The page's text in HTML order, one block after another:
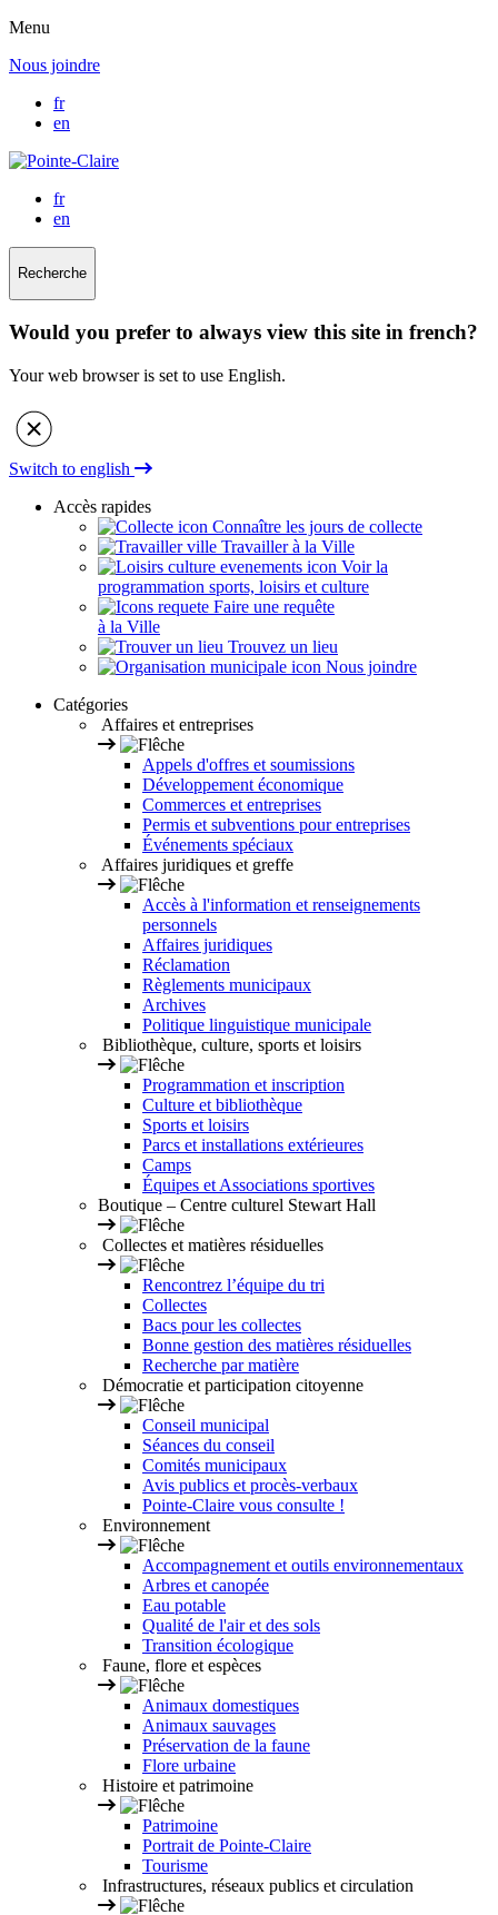
Menu
Nous joindre
fr
en
fr
en
Recherche
Would you prefer to always view this site in french?
Your web browser is set to use English.
Switch to english
Accès rapides
Connaître les jours de collecte
Travailler à la Ville
Voir la
programmation sports, loisirs et culture
Faire une requête
à la Ville
Trouvez un lieu
Nous joindre
Catégories
Affaires et entreprises
Appels d'offres et soumissions
Développement économique
Commerces et entreprises
Permis et subventions pour entreprises
Événements spéciaux
Affaires juridiques et greffe
Accès à l'information et renseignements
personnels
Affaires juridiques
Réclamation
Règlements municipaux
Archives
Politique linguistique municipale
Bibliothèque, culture, sports et loisirs
Programmation et inscription
Culture et bibliothèque
Sports et loisirs
Parcs et installations extérieures
Camps
Équipes et Associations sportives
Boutique – Centre culturel Stewart Hall
Collectes et matières résiduelles
Rencontrez l’équipe du tri
Collectes
Bacs pour les collectes
Bonne gestion des matières résiduelles
Recherche par matière
Démocratie et participation citoyenne
Conseil municipal
Séances du conseil
Comités municipaux
Avis publics et procès-verbaux
Pointe-Claire vous consulte !
Environnement
Accompagnement et outils environnementaux
Arbres et canopée
Eau potable
Qualité de l'air et des sols
Transition écologique
Faune, flore et espèces
Animaux domestiques
Animaux sauvages
Préservation de la faune
Flore urbaine
Histoire et patrimoine
Patrimoine
Portrait de Pointe-Claire
Tourisme
Infrastructures, réseaux publics et circulation